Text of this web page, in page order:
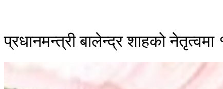
प्रधानमन्त्री बालेन्द्र शाहको